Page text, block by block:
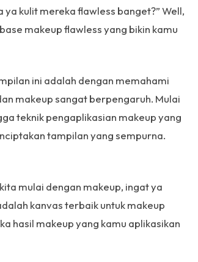
ya kulit mereka flawless banget?” Well,
makeup flawless yang bikin kamu
ini adalah dengan memahami
makeup sangat berpengaruh. Mulai
teknik pengaplikasian makeup yang
tampilan yang sempurna.
mulai dengan makeup, ingat ya
kanvas terbaik untuk makeup
hasil makeup yang kamu aplikasikan